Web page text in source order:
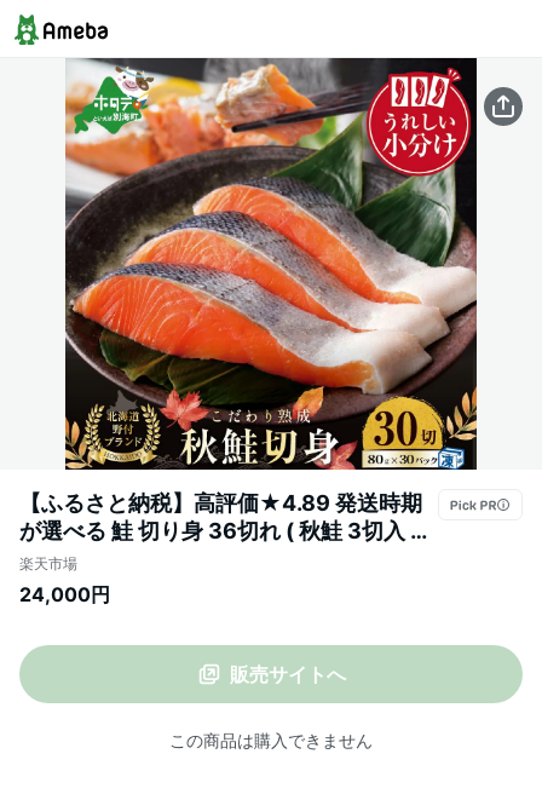
【ふるさと納税】高評価★4.89 発送時期
が選べる 鮭 切り身 36切れ ( 秋鮭 3切入 小
分け 12pac ) ( ふるさと納税 鮭 切り身 ふる
さと納税 訳あり 鮭 ふるさと納税 さけ 天然
さと きりみ ふるさと納税 北海道 魚 切り身
甘塩 )
楽天市場
24,000円
販売サイトへ
この商品は購入できません